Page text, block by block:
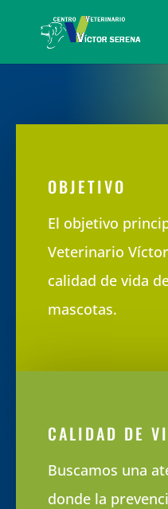
OBJETIVO
El objetivo
Veterinario
calidad de vida
mascotas.
CALIDAD DE
Buscamos una
donde la